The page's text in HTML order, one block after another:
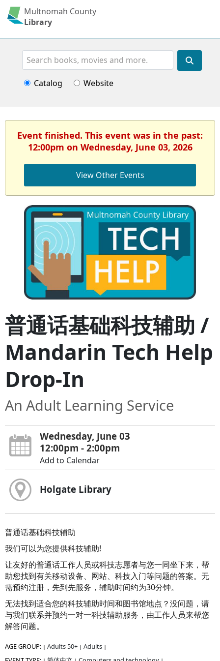
Multnomah County
Library
Search
Catalog Website
Event finished. This event was in the past:
12:00pm on Wednesday, June 03, 2026
View Other Events
普通话基础科技辅助 /
Mandarin Tech Help
Drop-In
An Adult Learning Service
Wednesday, June 03
12:00pm - 2:00pm
Add to Calendar
Holgate Library
普通话基础科技辅助
我们可以为您提供科技辅助!
让友好的普通话工作人员或科技志愿者与您一同坐下来，帮
助您找到有关移动设备、网站、科技入门等问题的答案。无
需预约注册，先到先服务，辅助时间约为30分钟。
无法找到适合您的科技辅助时间和图书馆地点？没问题，请
与我们联系并预约一对一科技辅助服务，由工作人员来帮您
解答问题。
AGE GROUP: | Adults 50+ | Adults |